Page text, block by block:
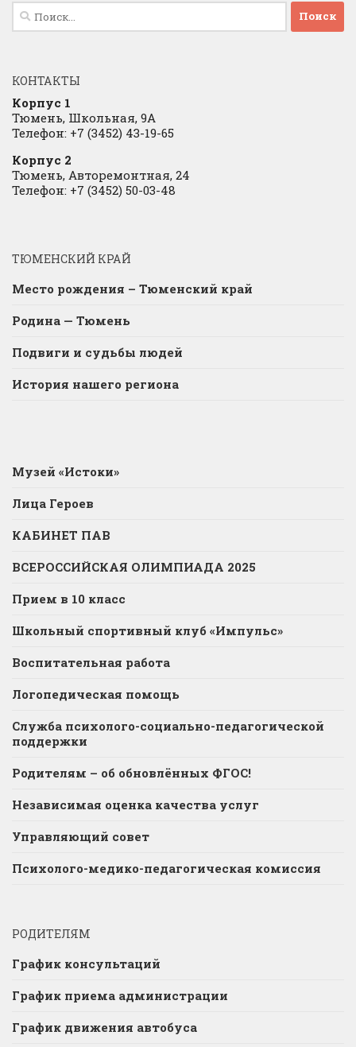
Найти:
КОНТАКТЫ
Корпус 1
Тюмень, Школьная, 9А
Телефон: +7 (3452) 43-19-65
Корпус 2
Тюмень, Авторемонтная, 24
Телефон: +7 (3452) 50-03-48
ТЮМЕНСКИЙ КРАЙ
Место рождения – Тюменский край
Родина — Тюмень
Подвиги и судьбы людей
История нашего региона
Музей «Истоки»
Лица Героев
КАБИНЕТ ПАВ
ВСЕРОССИЙСКАЯ ОЛИМПИАДА 2025
Прием в 10 класс
Школьный спортивный клуб «Импульс»
Воспитательная работа
Логопедическая помощь
Служба психолого-социально-педагогической
поддержки
Родителям – об обновлённых ФГОС!
Независимая оценка качества услуг
Управляющий совет
Психолого-медико-педагогическая комиссия
РОДИТЕЛЯМ
График консультаций
График приема администрации
График движения автобуса